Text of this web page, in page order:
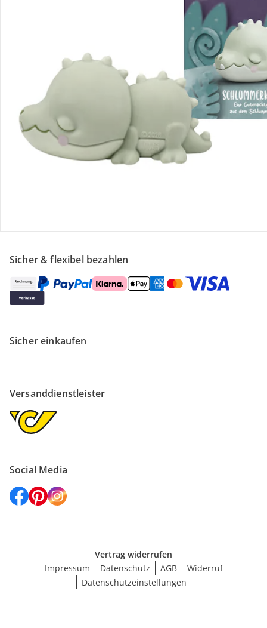
Gutscheine & Aktionen
Kontakt & Service
Filialen & Beratung
Sicher & flexibel bezahlen
Sicher einkaufen
Versanddienstleister
Social Media
Vertrag widerrufen
Impressum
Datenschutz AGB
Widerruf
Datenschutzeinstellungen